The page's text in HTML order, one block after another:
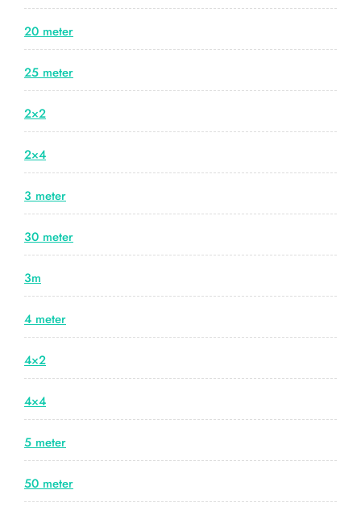
20 meter
25 meter
2×2
2×4
3 meter
30 meter
3m
4 meter
4×2
4×4
5 meter
50 meter